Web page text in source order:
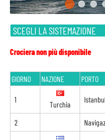
SCEGLI LA SISTEMAZIONE
Crociera non più disponibile
GIORNO NAZIONE PORTO
1
Turchia
Istanbul
2